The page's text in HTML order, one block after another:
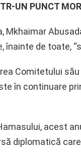
UN PUNCT
Mkhaimar
înainte de toate,
Comitetului
în continuare
acest
diplomatică